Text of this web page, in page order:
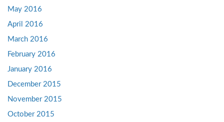
May 2016
April 2016
March 2016
February 2016
January 2016
December 2015
November 2015
October 2015